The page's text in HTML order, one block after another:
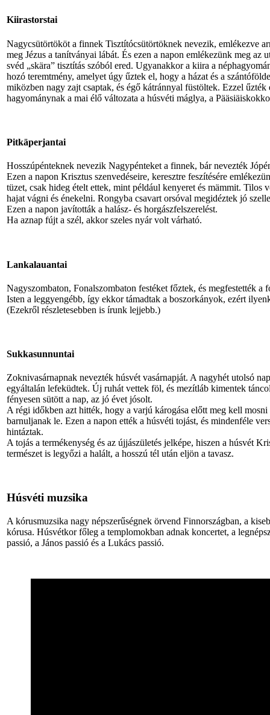
Kiirastorstai
Nagycsütörtököt a finnek Tisztítócsütörtöknek nevezik, emlékezve
meg Jézus a tanítványai lábát. És ezen a napon emlékezünk meg az
svéd „skära” tisztítás szóból ered. Ugyanakkor a kiira a
hozó teremtmény, amelyet úgy űztek el, hogy a házat és a
miközben nagy zajt csaptak, és égő kátránnyal füstöltek. Ezzel
hagyománynak a mai élő változata a húsvéti máglya, a
Pitkäperjantai
Hosszúpénteknek nevezik Nagypénteket a finnek, bár nevezték
Ezen a napon Krisztus szenvedéseire, keresztre feszítésére
tüzet, csak hideg ételt ettek, mint például kenyeret és mämmit. Tilos
hajat vágni és énekelni. Rongyba csavart orsóval megidéztek jó
Ezen a napon javították a halász- és horgászfelszerelést.
Ha aznap fújt a szél, akkor szeles nyár volt várható.
Lankalauantai
Nagyszombaton, Fonalszombaton festéket főztek, és megfestették a
Isten a leggyengébb, így ekkor támadtak a boszorkányok, ezért
(Ezekről részletesebben is írunk lejjebb.)
Sukkasunnuntai
Zoknivasárnapnak nevezték húsvét vasárnapját. A nagyhét utolsó
egyáltalán lefeküdtek. Új ruhát vettek föl, és mezítláb kimentek
fényesen sütött a nap, az jó évet jósolt.
A régi időkben azt hitték, hogy a varjú károgása előtt meg kell mosni
barnuljanak le. Ezen a napon ették a húsvéti tojást, és mindenféle
hintáztak.
A tojás a termékenység és az újjászületés jelképe, hiszen a húsvét
természet is legyőzi a halált, a hosszú tél után eljön a tavasz.
Húsvéti muzsika
A kórusmuzsika nagy népszerűségnek örvend Finnországban, a
kórusa. Húsvétkor főleg a templomokban adnak koncertet, a
passió, a János passió és a Lukács passió.